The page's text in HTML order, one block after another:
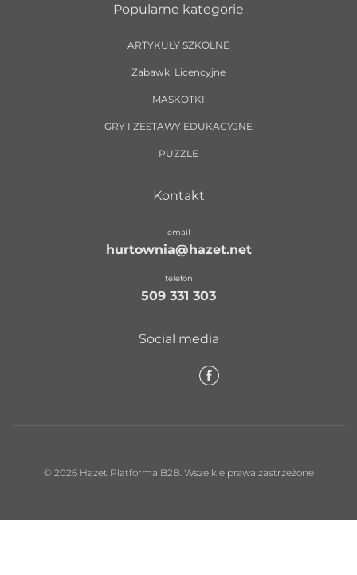
Popularne kategorie
ARTYKUŁY SZKOLNE
Zabawki Licencyjne
MASKOTKI
GRY I ZESTAWY EDUKACYJNE
PUZZLE
Kontakt
email
hurtownia@hazet.net
telefon
509 331 303
Social media
© 2026 Hazet Platforma B2B. Wszelkie prawa zastrzeżone